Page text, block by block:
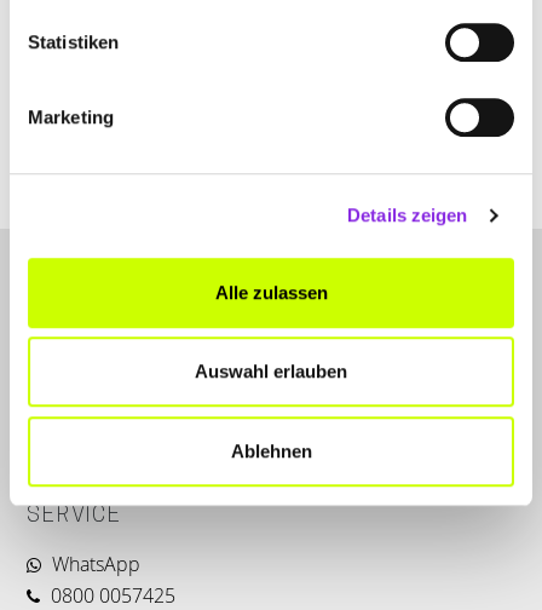
Statistiken
Marketing
Details zeigen
Alle zulassen
Auswahl erlauben
Ablehnen
sangsee-dittewich-thai-massage.weblocator.de
LET'S CONNECT
SERVICE
WhatsApp
0800 0057425